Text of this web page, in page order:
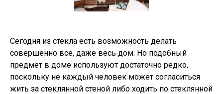
Сегодня из стекла есть возможность делать
совершенно все, даже весь дом. Но подобный
предмет в доме используют достаточно редко,
поскольку не каждый человек может согласиться
жить за стеклянной стеной либо ходить по стеклянной